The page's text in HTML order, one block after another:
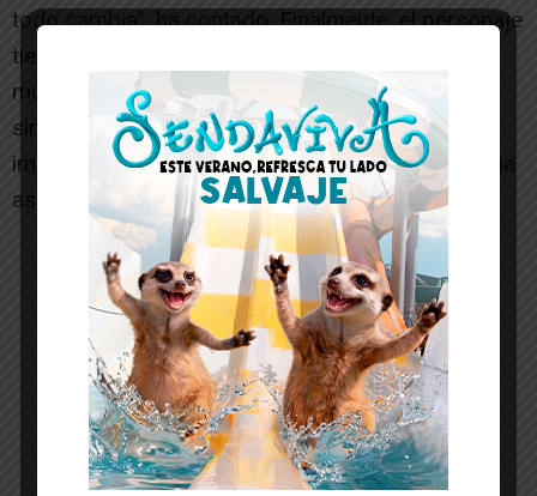
todo cambia”, ha contado. Finalmente, el personaje
tiene que elegir entre salvar a su amigo o al
monstruo. “Ha sido un trabajo en equipo y,
sinceramente, creo que nos ha quedado
impresionante. Nunca había vivido una experiencia
así”, ha afirmado.
-- Publicidad --